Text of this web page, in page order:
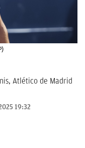
Atlético de Madrid
19:32